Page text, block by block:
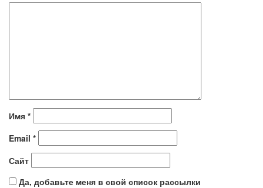
Имя *
Email *
Сайт
Да, добавьте меня в свой список рассылки